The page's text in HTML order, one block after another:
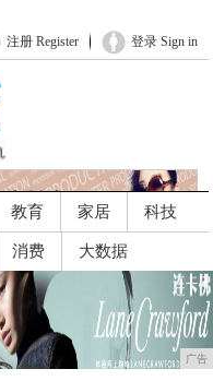
登录 Sign in
注册 Register
教育 家居 科技
消费 大数据
广告